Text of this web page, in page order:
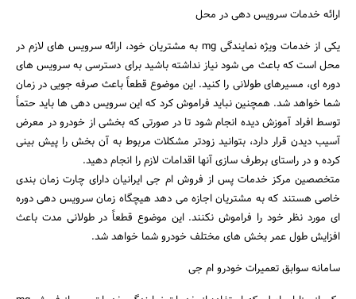
ارائه خدمات سرویس دهی در محل
یکی از خدمات ویژه نمایندگی mg به مشتریان خود، ارائه سرویس‌ های لازم در
محل است که باعث می‌ شود نیاز نداشته باشید برای دسترسی به سرویس‌ های
دوره‌ ای، مسیرهای طولانی را کنید. این موضوع قطعاً باعث صرفه‌ جویی در زمان
شما خواهد شد. همچنین نباید فراموش کرد که این سرویس دهی‌ ها باید حتماً
توسط افراد آموزش دیده انجام شود تا در صورتی که بخشی از خودرو در معرض
آسیب دیدن قرار دارد، بتوانید زودتر مشکلات مربوط به آن بخش را پیش‌ بینی
کرده و در راستای برطرف سازی آنها اقدامات لازم را انجام دهید.
متخصصین مرکز خدمات پس از فروش ام جی ایرانیان دارای چارت زمان بندی
خاصی هستند که به مشتریان اجازه می‌ دهد هیچگاه زمان سرویس دهی دوره‌‌
ای مورد نظر خود را فراموش نکنند. این موضوع قطعاً در طولانی مدت باعث
افزایش طول عمر بخش‌ های مختلف خودرو شما خواهد شد.
سامانه سوابق تعمیرات خودرو ام جی